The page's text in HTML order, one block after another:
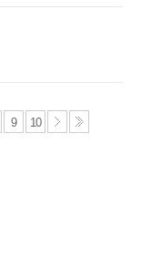
9 10